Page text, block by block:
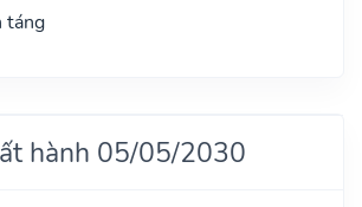
táng
hành 05/05/2030